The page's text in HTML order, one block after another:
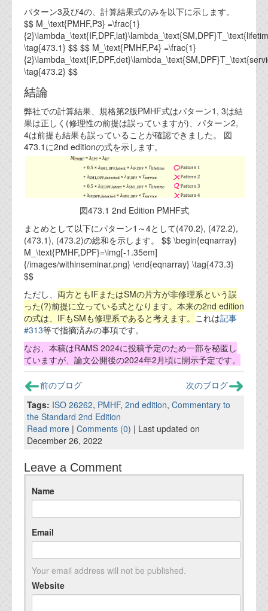
ブログテーマ
技術文書
ご希望の方は、お問い合わせページから
資料閲覧パスワードをお問い合わせ頂き
ログインをお願い致します。アカウント
名は"opendocument"です。
機能安全用語集
設計用語集
オンラインショップ
お問い合わせ
FAQ
お問い合わせフォーム
パターン3及び4の、計算結果式のみを以下に示します。
$$ M_\text{PMHF,P3} =\frac{1}
\tag{473.1} $$ $$ M_\text{PMHF,P4} =\frac{1}
\tag{473.2} $$
結論
弊社での計算結果、規格第2版PMHF式はパターン1, 3は結
果は正しく(修理性の前提は誤っていますが)、パターン2,
4は前提も結果も誤っていることが確認できました。 図
473.1に2nd editionの式を示します。
図473.1 2nd Edition PMHF式
まとめとして以下にパターン1～4として(470.2), (472.2),
(473.1), (473.2)の総和を示します。 $$ \begin{eqnarray}
M_\text{PMHF,DPF}=\img[-1.35em]
{/images/withinseminar.png} \end{eqnarray} \tag{473.3}
$$
ただし、 両方ともIFまたはSMの片方が非修理系という誤
った(?)前提に立っている式となります。本来の2nd edition
の式は、IFもSMも修理系であると考えます。 これは記事
#313等で指摘済みの事項です。
なお、本稿はRAMS 2024に投稿予定のため一部を秘匿し
ていますが、論文公開後の2024年2月頃に開示予定です。
前のブログ
次のブログ
Tags: ISO 26262, PMHF, 2nd edition, Commentary to
the Standard 2nd Edition
Read more | Comments (0) | Last updated on
December 26, 2022
Leave a Comment
Name
Email
Your email address will not be published.
Website